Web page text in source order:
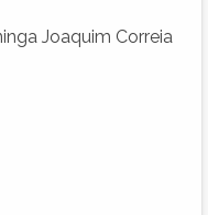
Joaquim Correia